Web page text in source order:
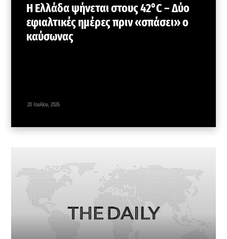
Η Ελλάδα ψήνεται στους 42°C – Δύο
εφιαλτικές ημέρες πριν «σπάσει» ο
καύσωνας
20 Ιουλίου, 2026